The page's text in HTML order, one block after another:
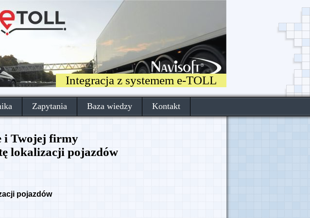
Integracja z systemem e-TOLL
Zapytania Baza wiedzy Kontakt
i Twojej firmy
lokalizacji pojazdów
pojazdów